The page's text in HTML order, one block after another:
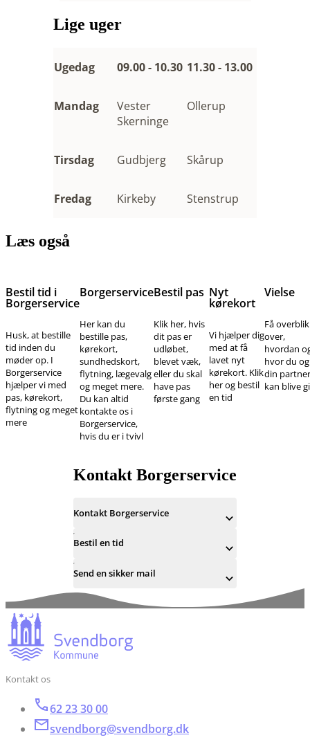
Lige uger
Ugedag 09.00 - 10.30 11.30 - 13.00
Mandag
Vester
Skerninge
Ollerup
Tirsdag Gudbjerg Skårup
Fredag Kirkeby Stenstrup
Læs også
Bestil tid i
Borgerservice
Husk, at bestille
tid inden du
møder op. I
Borgerservice
hjælper vi med
pas, kørekort,
flytning og meget
mere
Borgerservice
Her kan du
bestille pas,
kørekort,
sundhedskort,
flytning, lægevalg
og meget mere.
Du kan altid
kontakte os i
Borgerservice,
hvis du er i tvivl
Bestil pas
Klik her, hvis
dit pas er
udløbet,
blevet væk,
eller du skal
have pas
første gang
Nyt
kørekort
Vi hjælper dig
med at få
lavet nyt
kørekort. Klik
her og bestil
en tid
Vielse
Få overblik
over,
hvordan
hvor du og
din partner
kan blive
Kontakt Borgerservice
Kontakt Borgerservice
Bestil en tid
Send en sikker mail
Kontakt os
62 23 30 00
svendborg@svendborg.dk